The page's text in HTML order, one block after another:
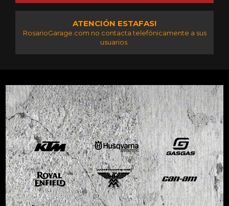
ATENCIÓN ESTAFAS!
RosarioGarage.com no contacta telefónicamente a sus
usuarios.